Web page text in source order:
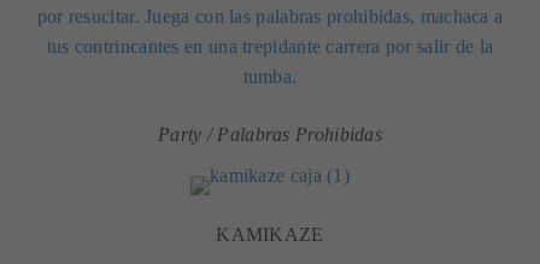
por resucitar. Juega con las palabras prohibidas, machaca a
tus contrincantes en una trepidante carrera por salir de la
tumba.
Party / Palabras Prohibidas
KAMIKAZE